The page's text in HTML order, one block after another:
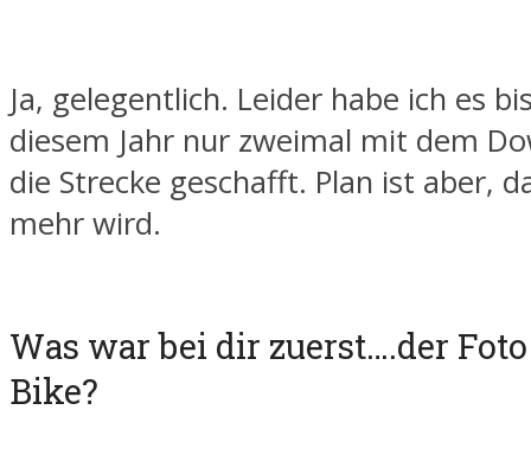
Ja, gelegentlich. Leider habe ich es
diesem Jahr nur zweimal mit dem
die Strecke geschafft. Plan ist aber,
mehr wird.
Was war bei dir zuerst….der
Bike?